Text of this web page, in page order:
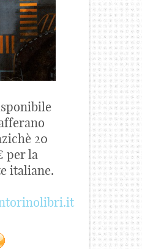
20
per la
italiane.